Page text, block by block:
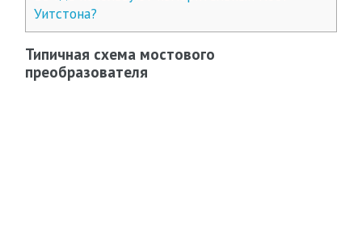
Уитстона?
Типичная схема мостового
преобразователя